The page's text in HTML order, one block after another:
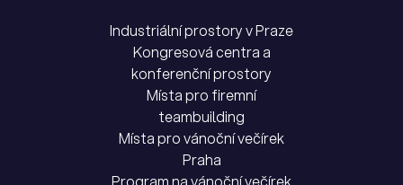
Industriální prostory v Praze
Kongresová centra a
konferenční prostory
Místa pro firemní
teambuilding
Místa pro vánoční večírek
Praha